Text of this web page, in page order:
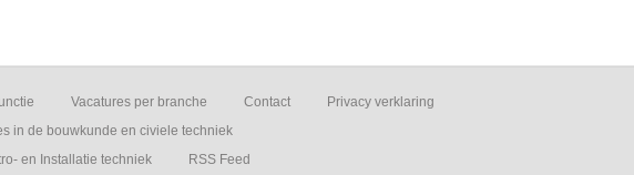
Vacatures per branche Contact
Privacy verklaring
in de bouwkunde en civiele techniek
en Installatie techniek RSS Feed